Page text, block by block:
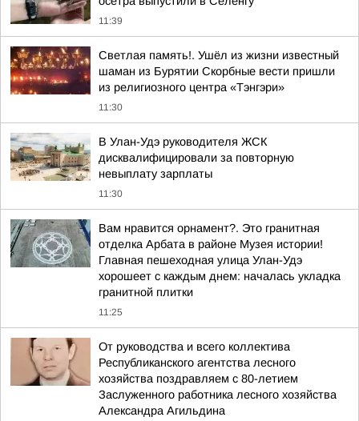
11:39
Светлая память!. Ушёл из жизни известный
шаман из Бурятии Скорбные вести пришли
из религиозного центра «Тэнгэри»
11:30
В Улан-Удэ руководителя ЖСК
дисквалифицировали за повторную
невыплату зарплаты
11:30
Вам нравится орнамент?. Это гранитная
отделка Арбата в районе Музея истории!
Главная пешеходная улица Улан-Удэ
хорошеет с каждым днем: началась укладка
гранитной плитки
11:25
От руководства и всего коллектива
Республиканского агентства лесного
хозяйства поздравляем с 80-летием
Заслуженного работника лесного хозяйства
Александра Агильдина